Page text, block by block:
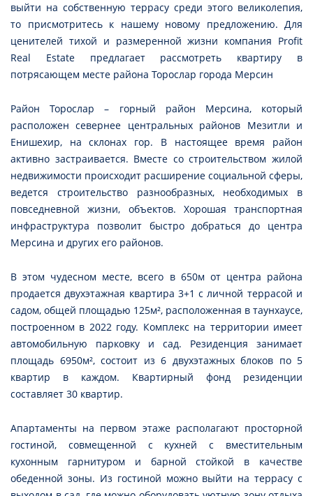
выйти на собственную террасу среди этого великолепия,
то присмотритесь к нашему новому предложению. Для
ценителей тихой и размеренной жизни компания Profit
Real Estate предлагает рассмотреть квартиру в
потрясающем месте района Торослар города Мерсин
Район Торослар – горный район Мерсина, который
расположен севернее центральных районов Мезитли и
Енишехир, на склонах гор. В настоящее время район
активно застраивается. Вместе со строительством жилой
недвижимости происходит расширение социальной сферы,
ведется строительство разнообразных, необходимых в
повседневной жизни, объектов. Хорошая транспортная
инфраструктура позволит быстро добраться до центра
Мерсина и других его районов.
В этом чудесном месте, всего в 650м от центра района
продается двухэтажная квартира 3+1 с личной террасой и
садом, общей площадью 125м², расположенная в таунхаусе,
построенном в 2022 году. Комплекс на территории имеет
автомобильную парковку и сад. Резиденция занимает
площадь 6950м², состоит из 6 двухэтажных блоков по 5
квартир в каждом. Квартирный фонд резиденции
составляет 30 квартир.
Апартаменты на первом этаже располагают просторной
гостиной, совмещенной с кухней с вместительным
кухонным гарнитуром и барной стойкой в качестве
обеденной зоны. Из гостиной можно выйти на террасу с